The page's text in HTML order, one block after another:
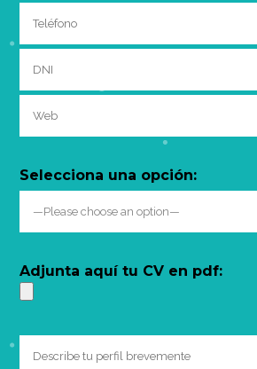
Selecciona una opción:
Adjunta aquí tu CV en pdf: